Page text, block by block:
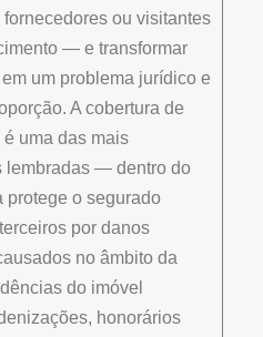
ou visitantes
— e transformar
um problema jurídico e
A cobertura de
uma das mais
lembradas — dentro do
protege o segurado
por danos
no âmbito da
do imóvel
honorários